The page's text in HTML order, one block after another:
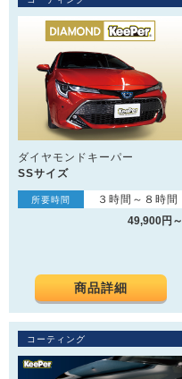
ダイヤモンドキーパー
SSサイズ
所要時間
３時間～８時間
49,900円～
商品詳細
コーティング